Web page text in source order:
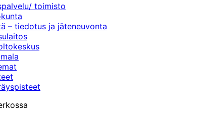
toimisto
– tiedotus ja jäteneuvonta